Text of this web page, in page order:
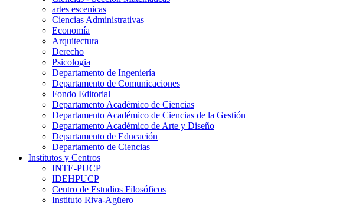
artes escenicas
Ciencias Administrativas
Economía
Arquitectura
Derecho
Psicologia
Departamento de Ingeniería
Departamento de Comunicaciones
Fondo Editorial
Departamento Académico de Ciencias
Departamento Académico de Ciencias de la Gestión
Departamento Académico de Arte y Diseño
Departamento de Educación
Departamento de Ciencias
Institutos y Centros
INTE-PUCP
IDEHPUCP
Centro de Estudios Filosóficos
Instituto Riva-Agüero